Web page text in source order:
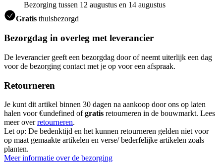
Bezorging tussen 12 augustus en 14 augustus
Gratis thuisbezorgd
Bezorgdag in overleg met leverancier
De leverancier geeft een bezorgdag door of neemt uiterlijk een dag
voor de bezorging contact met je op voor een afspraak.
Retourneren
Je kunt dit artikel binnen 30 dagen na aankoop door ons op laten
halen voor €undefined ofgratis retourneren in de bouwmarkt. Lees
meer overretourneren.
Let op: De bedenktijd en het kunnen retourneren gelden niet voor
op maat gemaakte artikelen en verse/ bederfelijke artikelen zoals
planten.
Meer informatie over de bezorging